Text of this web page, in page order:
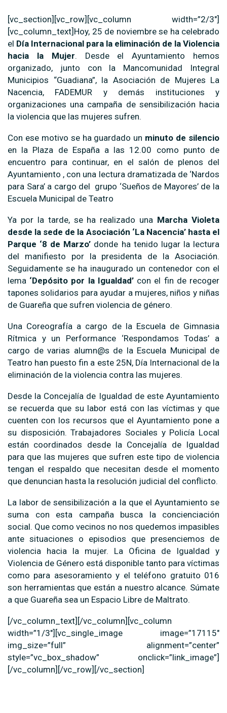
[vc_section][vc_row][vc_column width=”2/3″]
[vc_column_text]Hoy, 25 de noviembre se ha celebrado
el Día Internacional para la eliminación de la Violencia
hacia la Mujer. Desde el Ayuntamiento hemos
organizado, junto con la Mancomunidad Integral
Municipios “Guadiana”, la Asociación de Mujeres La
Nacencia, FADEMUR y demás instituciones y
organizaciones una campaña de sensibilización hacia
la violencia que las mujeres sufren.
Con ese motivo se ha guardado un minuto de silencio
en la Plaza de España a las 12.00 como punto de
encuentro para continuar, en el salón de plenos del
Ayuntamiento , con una lectura dramatizada de ‘Nardos
para Sara’ a cargo del grupo ‘Sueños de Mayores’ de la
Escuela Municipal de Teatro
Ya por la tarde, se ha realizado una Marcha Violeta
desde la sede de la Asociación ‘La Nacencia’ hasta el
Parque ‘8 de Marzo’ donde ha tenido lugar la lectura
del manifiesto por la presidenta de la Asociación.
Seguidamente se ha inaugurado un contenedor con el
lema ‘Depósito por la Igualdad’con el fin de recoger
tapones solidarios para ayudar a mujeres, niños y niñas
de Guareña que sufren violencia de género.
Una Coreografía a cargo de la Escuela de Gimnasia
Rítmica y un Performance ‘Respondamos Todas’ a
cargo de varias alumn@s de la Escuela Municipal de
Teatro han puesto fin a este 25N, Día Internacional de la
eliminación de la violencia contra las mujeres.
Desde la Concejalía de Igualdad de este Ayuntamiento
se recuerda que su labor está con las víctimas y que
cuenten con los recursos que el Ayuntamiento pone a
su disposición. Trabajadores Sociales y Policía Local
están coordinados desde la Concejalía de Igualdad
para que las mujeres que sufren este tipo de violencia
tengan el respaldo que necesitan desde el momento
que denuncian hasta la resolución judicial del conflicto.
La labor de sensibilización a la que el Ayuntamiento se
suma con esta campaña busca la concienciación
social. Que como vecinos no nos quedemos impasibles
ante situaciones o episodios que presenciemos de
violencia hacia la mujer. La Oficina de Igualdad y
Violencia de Género está disponible tanto para víctimas
como para asesoramiento y el teléfono gratuito 016
son herramientas que están a nuestro alcance. Súmate
a que Guareña sea un Espacio Libre de Maltrato.
[/vc_column_text][/vc_column][vc_column
width=”1/3″][vc_single_image image=”17115″
img_size=”full” alignment=”center”
style=”vc_box_shadow” onclick=”link_image”]
[/vc_column][/vc_row][/vc_section]